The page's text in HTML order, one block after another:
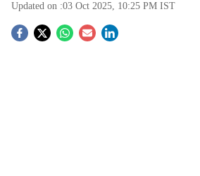
Updated on :03 Oct 2025, 10:25 PM IST
S